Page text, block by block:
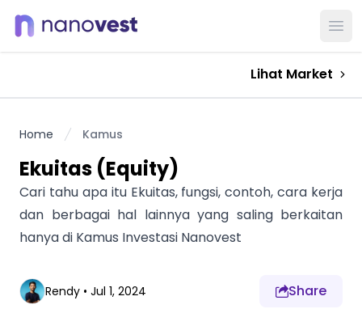
Lihat Market
Home Kamus
Ekuitas (Equity)
Cari tahu apa itu Ekuitas, fungsi, contoh, cara kerja
dan berbagai hal lainnya yang saling berkaitan
hanya di Kamus Investasi Nanovest
Rendy • Jul 1, 2024 Share